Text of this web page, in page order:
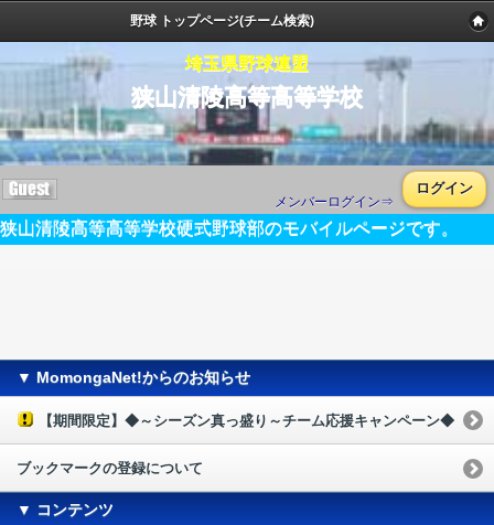
野球 トップページ(チーム検索)
埼玉県野球連盟
狭山清陵高等高等学校
メンバーログイン⇒
ログイン
狭山清陵高等高等学校硬式野球部のモバイルページです。
▼ MomongaNet!からのお知らせ
【期間限定】◆～シーズン真っ盛り～チーム応援キャンペーン◆
ブックマークの登録について
▼ コンテンツ